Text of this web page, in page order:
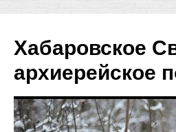
Хабаровское
архиерейское